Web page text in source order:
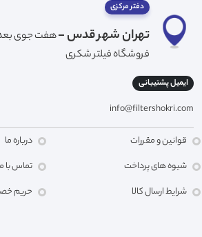
دفتر مرکزی
تهران شهر قدس -هفت جوی بعد
فروشگاه فیلتر شکری
ایمیل پشتیبانی
info@filtershokri.com
قوانین و مقررات
شیوه های پرداخت
شرایط ارسال کالا
درباره ما
تماس با
حریم